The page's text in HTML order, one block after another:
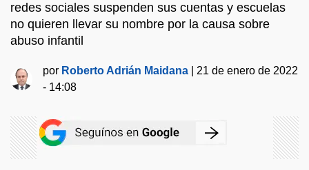
redes sociales suspenden sus cuentas y escuelas
no quieren llevar su nombre por la causa sobre
abuso infantil
por Roberto Adrián Maidana
21 de enero de 2022
- 14:08